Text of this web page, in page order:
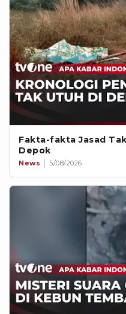
Fakta-fakta Jasad
Depok
News 5/08/2026